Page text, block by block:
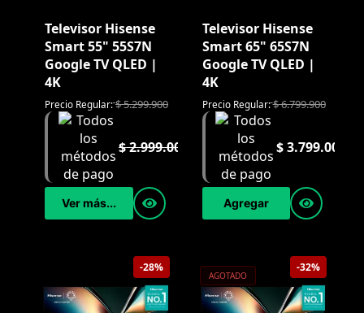
Televisor Hisense
Smart 55" 55S7N
Google TV QLED |
4K
Precio Regular:$5.299.900
$2.999.000
Ver más...
Televisor Hisense
Smart 65" 65S7N
Google TV QLED |
4K
Precio Regular:$6.799.900
$3.799.000
Agregar
-28% -32%
AGOTADO